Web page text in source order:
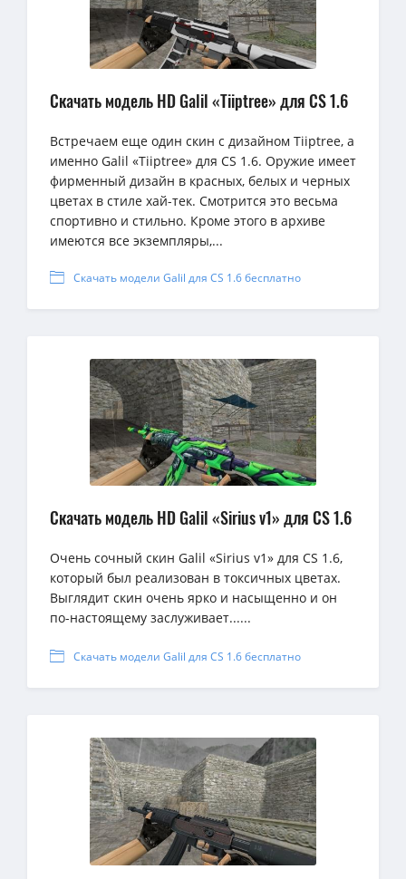
Скачать модель HD Galil «Tiiptree» для CS 1.6
Встречаем еще один скин с дизайном Tiiptree, а
именно Galil «Tiiptree» для CS 1.6. Оружие имеет
фирменный дизайн в красных, белых и черных
цветах в стиле хай-тек. Смотрится это весьма
спортивно и стильно. Кроме этого в архиве
имеются все экземпляры,...
Скачать модели Galil для CS 1.6 бесплатно
Скачать модель HD Galil «Sirius v1» для CS 1.6
Очень сочный скин Galil «Sirius v1» для CS 1.6,
который был реализован в токсичных цветах.
Выглядит скин очень ярко и насыщенно и он
по-настоящему заслуживает......
Скачать модели Galil для CS 1.6 бесплатно